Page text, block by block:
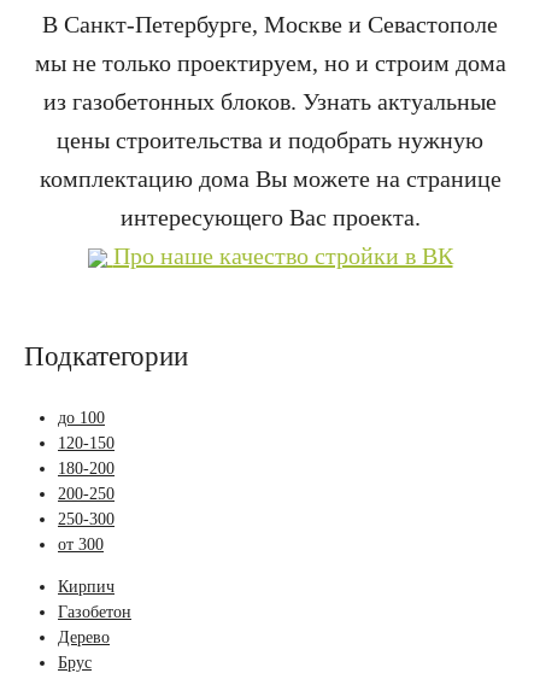
В Санкт-Петербурге, Москве и Севастополе
мы не только проектируем, но и строим дома
из газобетонных блоков. Узнать актуальные
цены строительства и подобрать нужную
комплектацию дома Вы можете на странице
интересующего Вас проекта.
Про наше качество стройки в ВК
Подкатегории
до 100
120-150
180-200
200-250
250-300
от 300
Кирпич
Газобетон
Дерево
Брус